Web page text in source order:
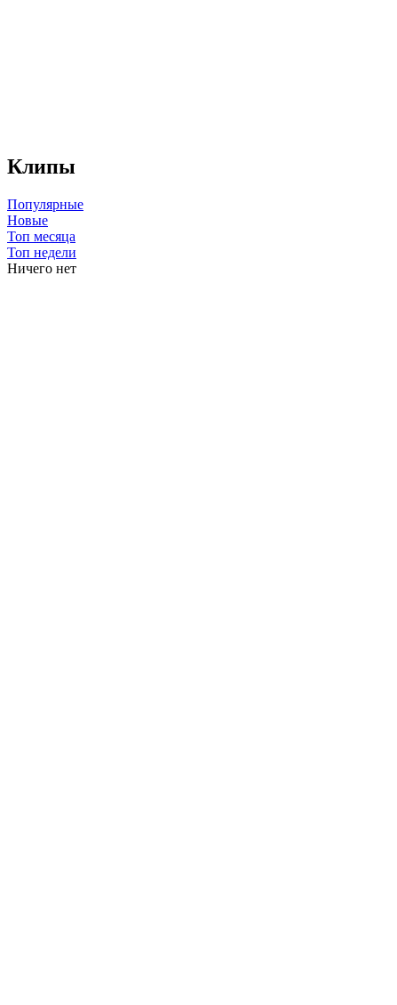
Клипы
Популярные
Новые
Топ месяца
Топ недели
Ничего нет